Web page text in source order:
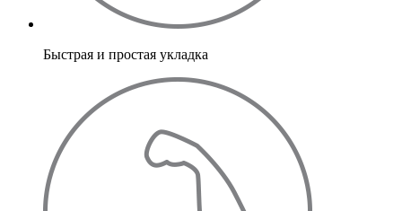
Быстрая и простая укладка